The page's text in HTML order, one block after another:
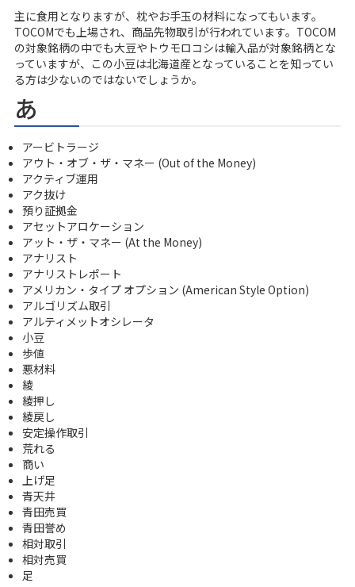
主に食用となりますが、枕やお手玉の材料になってもいます。
TOCOMでも上場され、商品先物取引が行われています。TOCOM
の対象銘柄の中でも大豆やトウモロコシは輸入品が対象銘柄とな
っていますが、この小豆は北海道産となっていることを知ってい
る方は少ないのではないでしょうか。
あ
アービトラージ
アウト・オブ・ザ・マネー (Out of the Money)
アクティブ運用
アク抜け
預り証拠金
アセットアロケーション
アット・ザ・マネー (At the Money)
アナリスト
アナリストレポート
アメリカン・タイプ オプション (American Style Option)
アルゴリズム取引
アルティメットオシレータ
小豆
歩値
悪材料
綾
綾押し
綾戻し
安定操作取引
荒れる
商い
上げ足
青天井
青田売買
青田誉め
相対取引
相対売買
足